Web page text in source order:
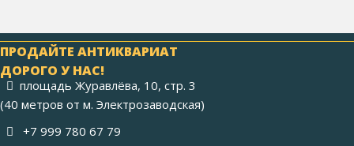
ПРОДАЙТЕ АНТИКВАРИАТ
ДОРОГО У НАС!
площадь Журавлёва, 10, стр. 3
(40 метров от м. Электрозаводская)
+7 999 780 67 79